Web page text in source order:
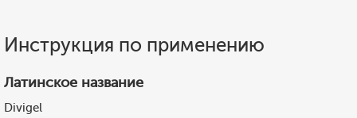
Инструкция по применению
Латинское название
Divigel